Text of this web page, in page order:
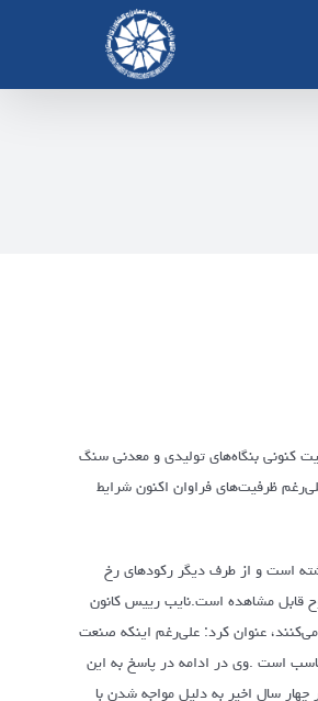
کنونی بنگاه‌های تولیدی و معدنی سنگ
ظرفیت‌های فراوان اکنون شرایط
است و از طرف دیگر رکودهای رخ
قابل مشاهده است.نایب رییس کانون
ظرفیت کار می‌کنند، عنوان کرد: علی‌رغم اینکه صنعت
است .وی در ادامه در پاسخ به این
سال اخیر به دلیل مواجه شدن با